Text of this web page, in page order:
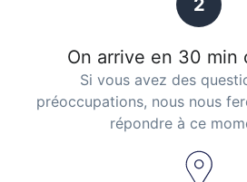
On arrive en 30 min
Si vous avez des
préoccupations, nous nous
répondre à ce